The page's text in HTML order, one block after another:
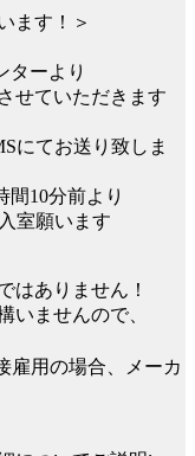
ます！＞
ターより
せていただきます
にてお送り致しま
間10分前より
室願います
はありません！
いませんので、
雇用の場合、メーカ